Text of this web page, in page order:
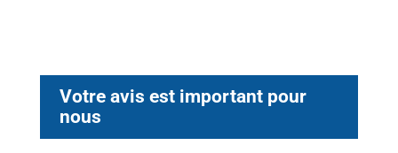
Votre avis est important pour
nous